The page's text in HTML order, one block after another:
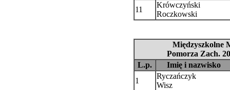
11
Krówczyński
Roczkowski
Międzyszkolne
Pomorza Zach.
L.p.
Imię i nazwisko
1
Ryczańczyk
Wisz